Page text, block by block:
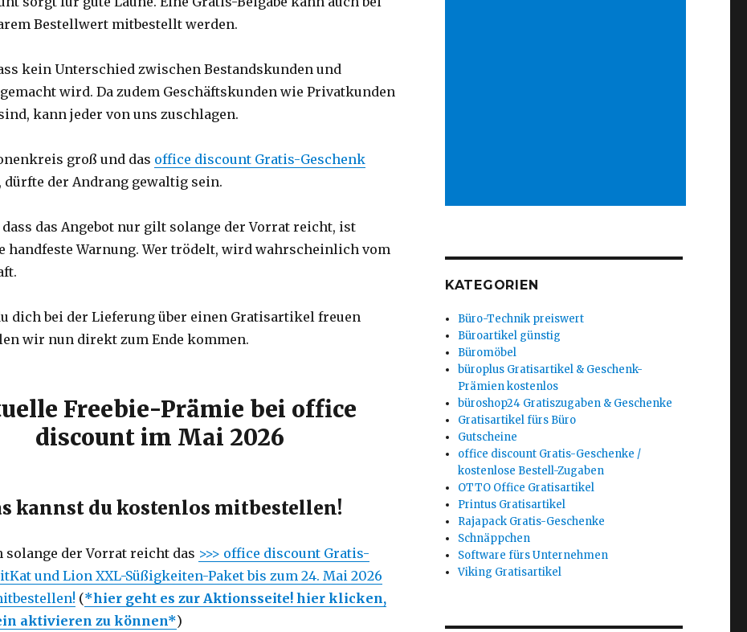
Bestellwert mitbestellt werden.
kein Unterschied zwischen Bestandskunden und
wird. Da zudem Geschäftskunden wie Privatkunden
kann jeder von uns zuschlagen.
groß und das office discount Gratis-Geschenk
der Andrang gewaltig sein.
das Angebot nur gilt solange der Vorrat reicht, ist
handfeste Warnung. Wer trödelt, wird wahrscheinlich vom
dich bei der Lieferung über einen Gratisartikel freuen
wir nun direkt zum Ende kommen.
Freebie-Prämie bei office
discount im Mai 2026
kannst du kostenlos mitbestellen!
solange der Vorrat reicht das >>> office discount Gratis-
und Lion XXL-Süßigkeiten-Paket bis zum 24. Mai 2026
(*hier geht es zur Aktionsseite! hier klicken,
aktivieren zu können*)
KATEGORIEN
Büro-Technik preiswert
Büroartikel günstig
Büromöbel
büroplus Gratisartikel & Geschenk-
Prämien kostenlos
büroshop24 Gratiszugaben & Geschenke
Gratisartikel fürs Büro
Gutscheine
office discount Gratis-Geschenke /
kostenlose Bestell-Zugaben
OTTO Office Gratisartikel
Printus Gratisartikel
Rajapack Gratis-Geschenke
Schnäppchen
Software fürs Unternehmen
Viking Gratisartikel